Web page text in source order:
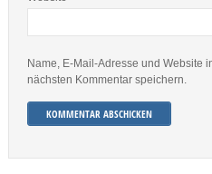
Name, E-Mail-Adresse und Website
nächsten Kommentar speichern.